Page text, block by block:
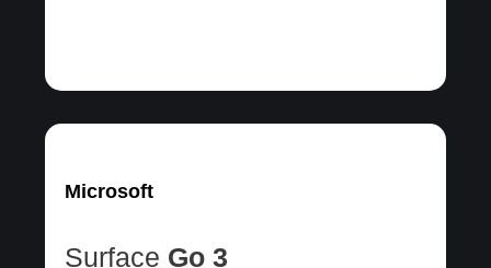
Microsoft
Surface Go 3